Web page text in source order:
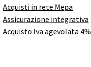
Acquisti in rete Mepa
Assicurazione integrativa
Acquisto Iva agevolata 4%